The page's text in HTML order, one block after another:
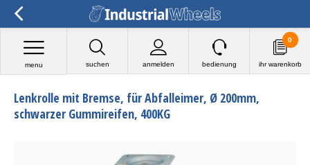
suchen anmelden
menu bedienung ihr warenkorb
0
Lenkrolle mit Bremse, für Abfalleimer, Ø 200mm,
schwarzer Gummireifen, 400KG